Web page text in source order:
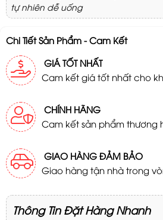
tự nhiên dễ uống
Chi Tiết Sản Phẩm - Cam Kết
GIÁ TỐT NHẤT
Cam kết giá tốt nhất cho
CHÍNH HÃNG
Cam kết sản phẩm thương
GIAO HÀNG ĐẢM BẢO
Giao hàng tận nhà trong
Thông Tin Đặt Hàng Nhanh